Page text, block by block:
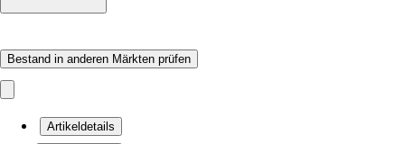
Bestand in anderen Märkten prüfen
Artikeldetails